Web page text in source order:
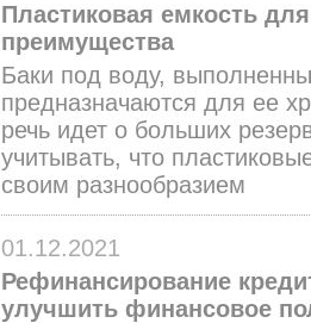
Пластиковая емкость
преимущества
Баки под воду,
предназначаются для ее
речь идет о больших
учитывать, что
своим разнообразием
01.12.2021
Рефинансирование
улучшить финансовое